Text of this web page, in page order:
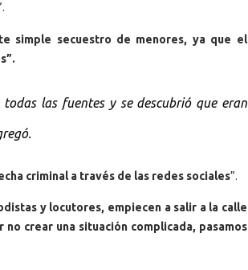
simple secuestro de menores, ya que el
las fuentes y se descubrió que eran
criminal a través de las redes sociales”.
y locutores, empiecen a salir a la calle
crear una situación complicada, pasamos